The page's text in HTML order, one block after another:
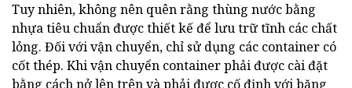
Tuy nhiên, không nên quên rằng thùng nước bằng
nhựa tiêu chuẩn được thiết kế để lưu trữ tĩnh các chất
lỏng. Đối với vận chuyển, chỉ sử dụng các container có
cốt thép. Khi vận chuyển container phải được cài đặt
bằng cách nở lên trên và phải được cố định với băng